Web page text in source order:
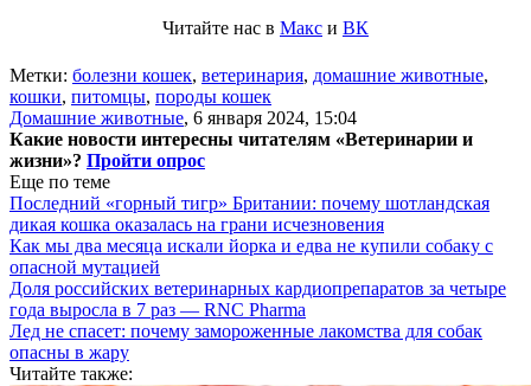
Читайте нас в Макс и ВК
Метки: болезни кошек, ветеринария, домашние животные,
кошки, питомцы, породы кошек
Домашние животные, 6 января 2024, 15:04
Какие новости интересны читателям «Ветеринарии и
жизни»? Пройти опрос
Еще по теме
Последний «горный тигр» Британии: почему шотландская
дикая кошка оказалась на грани исчезновения
Как мы два месяца искали йорка и едва не купили собаку с
опасной мутацией
Доля российских ветеринарных кардиопрепаратов за четыре
года выросла в 7 раз — RNC Pharma
Лед не спасет: почему замороженные лакомства для собак
опасны в жару
Читайте также: